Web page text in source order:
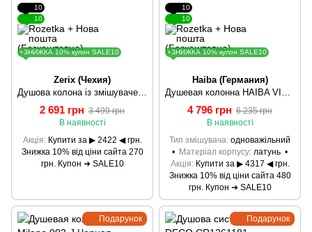
10
10
+ЗНИЖКА 10% купон SALE10
Zerix (Чехия)
Душова колона із змішувачем ZERIX LUX-009-J із нерж. сталі SUS304 (ZX4878)
2 691 грн 3 499 грн
В наявності
Акція Купити за ▶ 2422 ◀ грн.
Знижка 10% від ціни сайта 270
грн. Купон ➜ SALE10
10
10
+ЗНИЖКА 10% купон SALE10
Haiba (Германия)
Душевая колонна HAIBA VITO 003-J HB0823
4 796 грн 6 235 грн
В наявності
Тип змішувача одноважільний
Матеріал корпусу латунь
Акція Купити за ▶ 4317 ◀ грн.
Знижка 10% від ціни сайта 480
грн. Купон ➜ SALE10
Подарунок Подарунок